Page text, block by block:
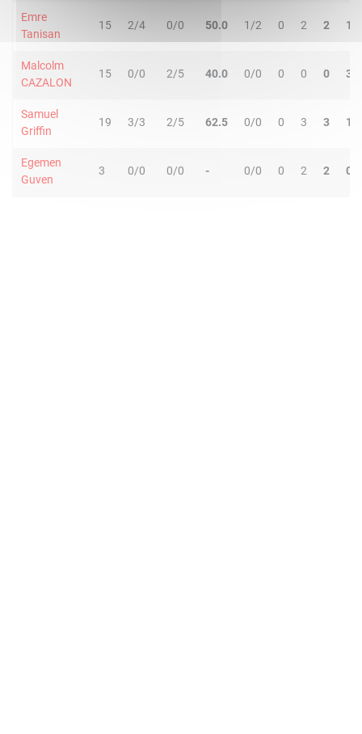
Emre
Tanisan
15 2/4 0/0 50.0 1/2 0 2 2 1
Malcolm
CAZALON
15 0/0 2/5 40.0 0/0 0 0 0 3
Samuel
Griffin
19 3/3 2/5 62.5 0/0 0 3 3 1
Egemen
Guven
3 0/0 0/0 - 0/0 0 2 2 0